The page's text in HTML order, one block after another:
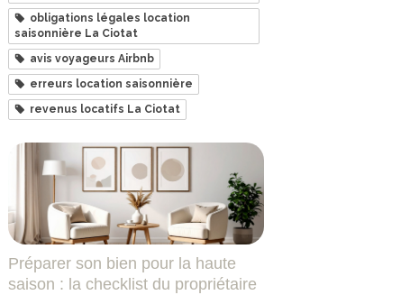
obligations légales location
saisonnière La Ciotat
avis voyageurs Airbnb
erreurs location saisonnière
revenus locatifs La Ciotat
Préparer son bien pour la haute
saison : la checklist du propriétaire